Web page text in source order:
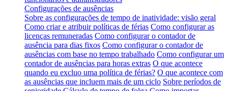
Configurações de ausências
Sobre as configurações de tempo de inatividade: visão geral
Como criar e atribuir políticas de férias Como configurar as
licenças remuneradas Como configurar o contador de
ausência para dias fixos Como configurar o contador de
ausências com base no tempo trabalhado Como configurar um
contador de ausências para horas extras O que acontece
quando eu excluo uma política de férias? O que acontece com
as ausências que incluem mais de um ciclo Sobre períodos de